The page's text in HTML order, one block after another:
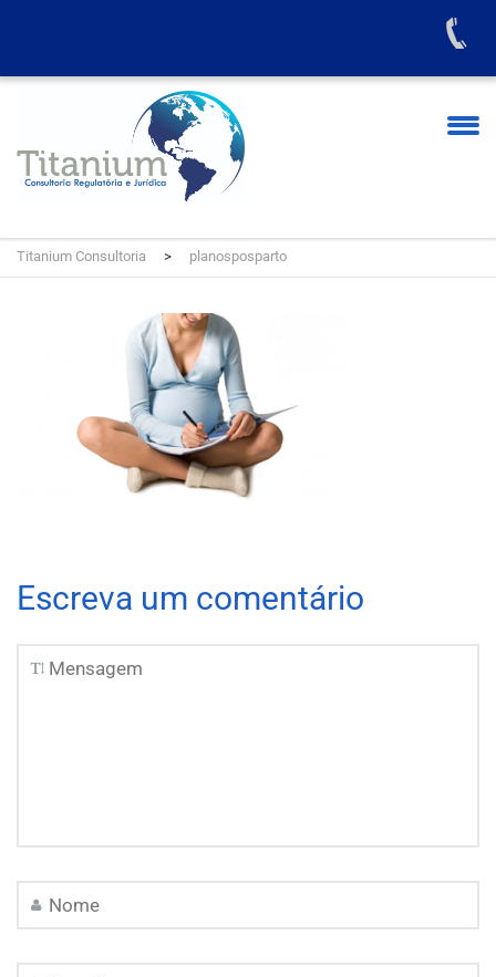
Titanium Consultoria > planosposparto
Escreva um comentário